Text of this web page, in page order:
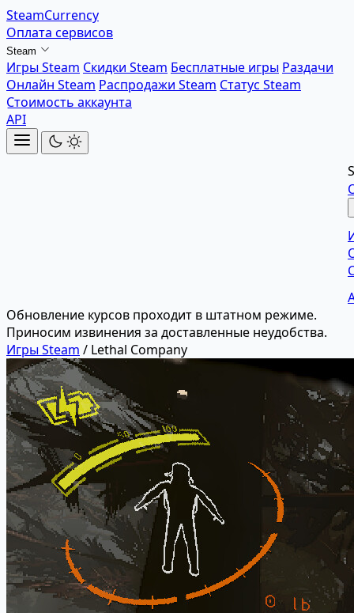
SteamCurrency
Оплата сервисов
Steam
Игры Steam Скидки Steam Бесплатные игры Раздачи
Онлайн Steam Распродажи Steam Статус Steam
Стоимость аккаунта
API
Обновление курсов проходит в штатном режиме.
Приносим извинения за доставленные неудобства.
Игры Steam / Lethal Company